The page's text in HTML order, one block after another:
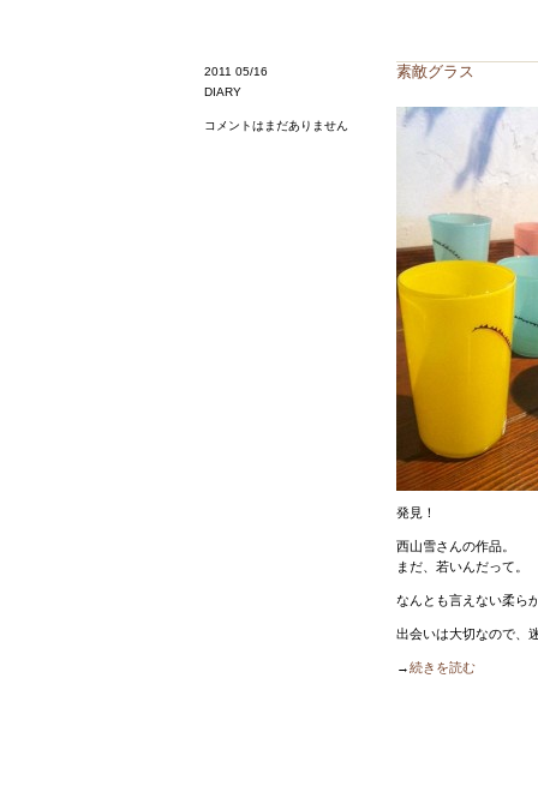
2011 05/16
DIARY
コメントはまだありません
素敵グラス
発見！
西山雪さんの作品。
まだ、若いんだって。
なんとも言えない柔ら
出会いは大切なので、
→続きを読む